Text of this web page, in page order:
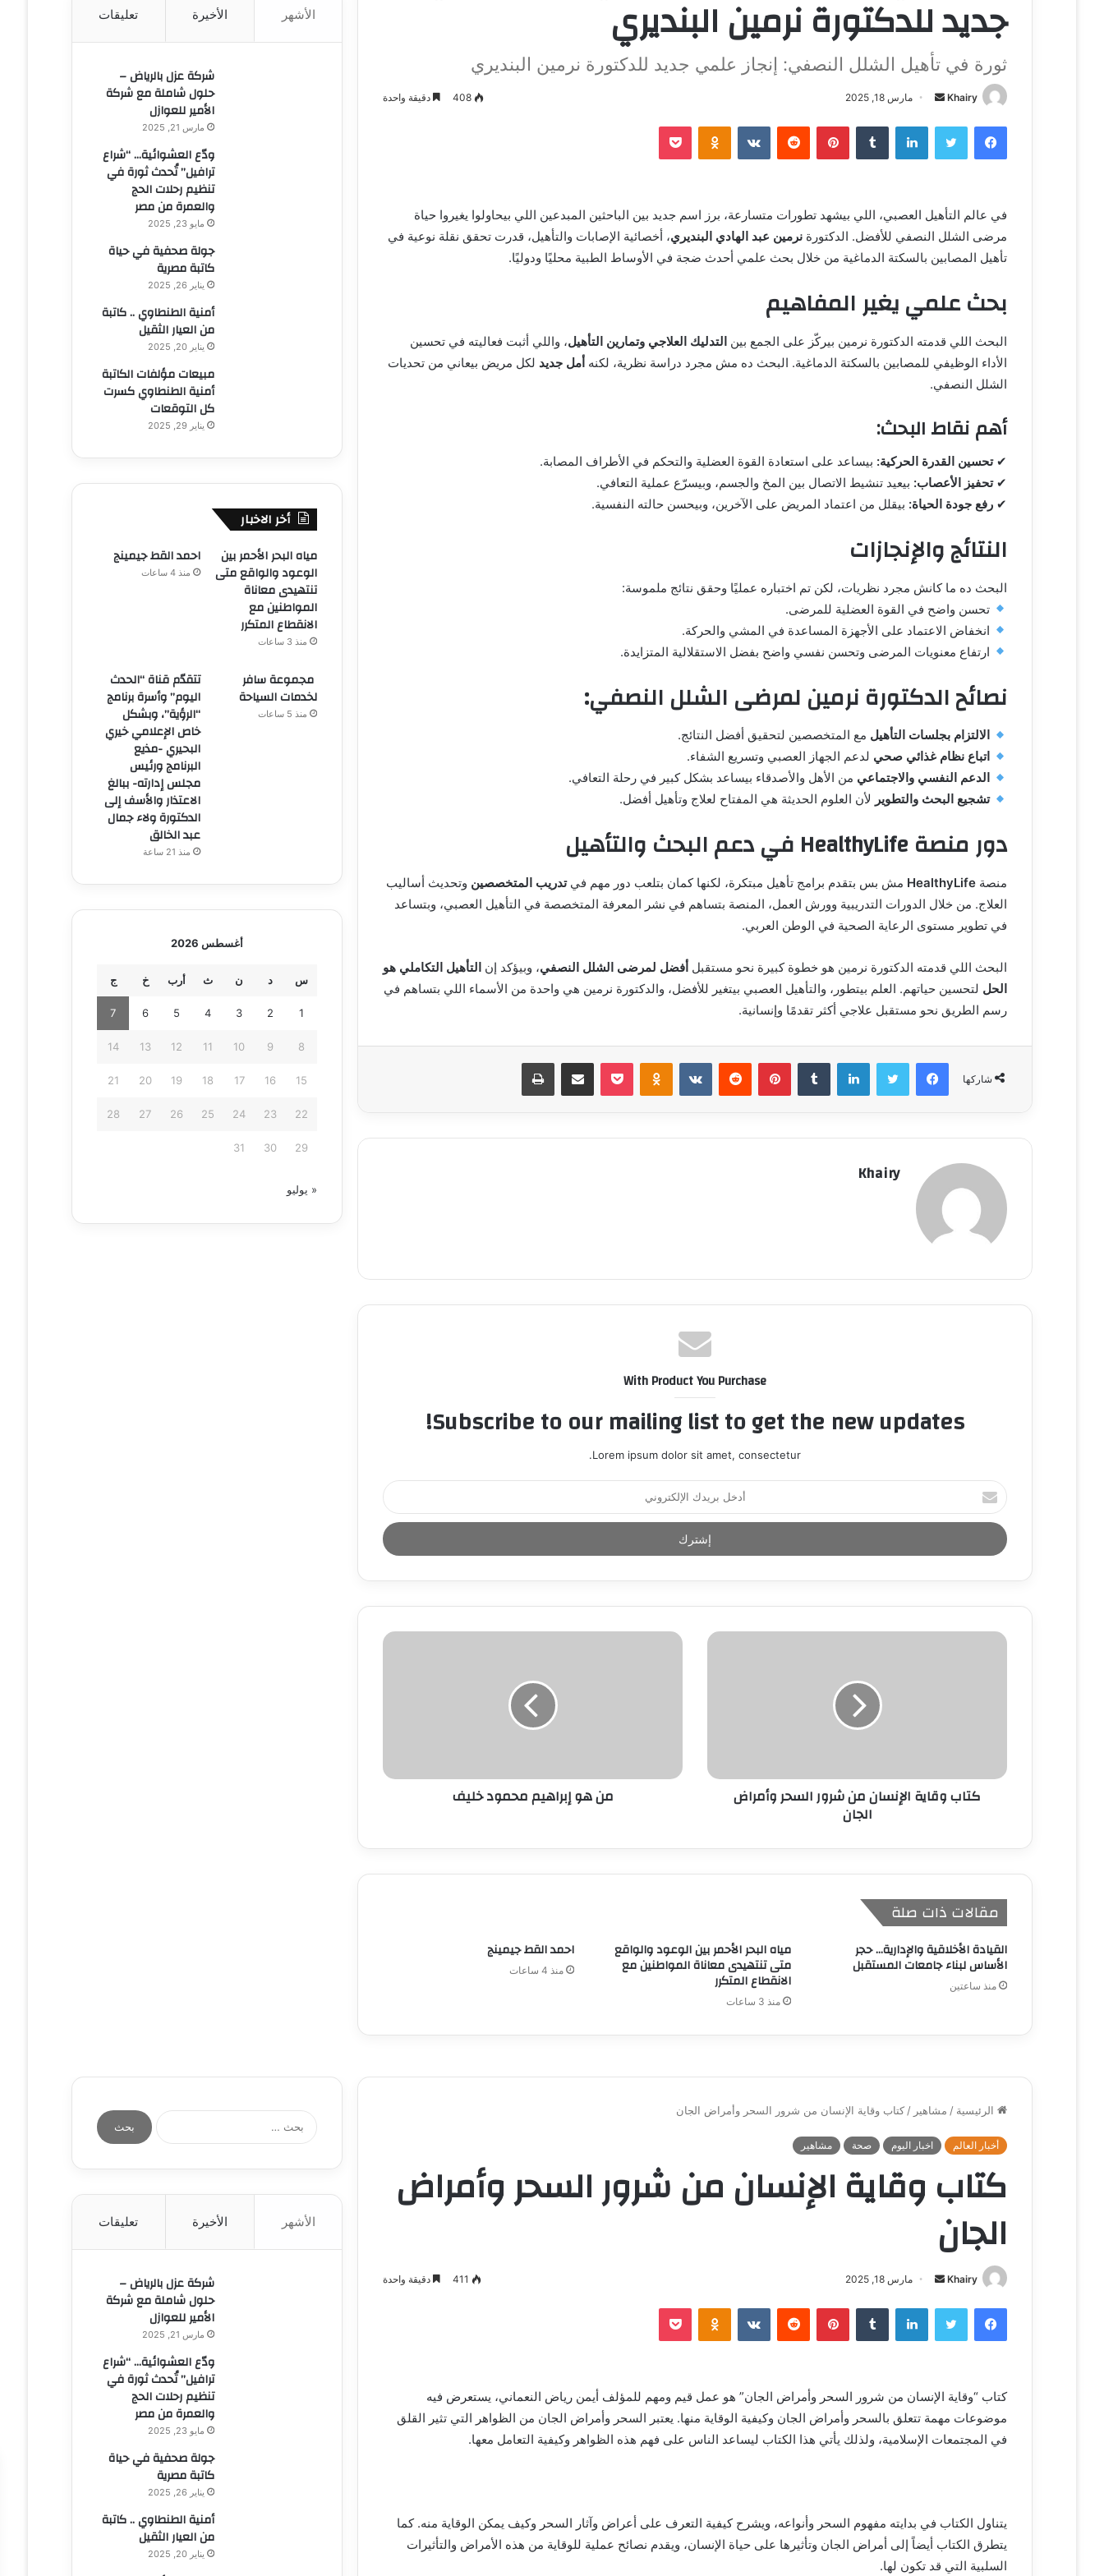
جديد للدكتورة نرمين البنديري
ثورة في تأهيل الشلل النصفي: إنجاز علمي جديد للدكتورة نرمين البنديري
Khairy
أ
ل
ي
د
ا
ك
ن
ا
مارس 18, 2025 408 دقيقة واحدة
فيسبوك تويتر لينكدإن ‏Tumblr بينتيريست ‏Reddit
‏VKontakte
Odnoklassniki بوكيت
في عالم التأهيل العصبي، اللي بيشهد تطورات متسارعة، برز اسم جديد بين الباحثين المبدعين اللي بيحاولوا يغيروا حياة
مرضى الشلل النصفي للأفضل. الدكتورة نرمين عبد الهادي البنديري، أخصائية الإصابات والتأهيل، قدرت تحقق نقلة نوعية في
تأهيل المصابين بالسكتة الدماغية من خلال بحث علمي أحدث ضجة في الأوساط الطبية محليًا ودوليًا.
بحث علمي يغير المفاهيم
البحث اللي قدمته الدكتورة نرمين بيركّز على الجمع بين التدليك العلاجي وتمارين التأهيل، واللي أثبت فعاليته في تحسين
الأداء الوظيفي للمصابين بالسكتة الدماغية. البحث ده مش مجرد دراسة نظرية، لكنه أمل جديد لكل مريض بيعاني من تحديات
الشلل النصفي.
أهم نقاط البحث:
✔تحسين القدرة الحركية: بيساعد على استعادة القوة العضلية والتحكم في الأطراف المصابة.
✔تحفيز الأعصاب: بيعيد تنشيط الاتصال بين المخ والجسم، وبيسرّع عملية التعافي.
✔ رفع جودة الحياة: بيقلل من اعتماد المريض على الآخرين، وبيحسن حالته النفسية.
النتائج والإنجازات
البحث ده ما كانش مجرد نظريات، لكن تم اختباره عمليًا وحقق نتائج ملموسة:
تحسن واضح في القوة العضلية للمرضى.
انخفاض الاعتماد على الأجهزة المساعدة في المشي والحركة.
ارتفاع معنويات المرضى وتحسن نفسي واضح بفضل الاستقلالية المتزايدة.
نصائح الدكتورة نرمين لمرضى الشلل النصفي:
الالتزام بجلسات التأهيل مع المتخصصين لتحقيق أفضل النتائج.
اتباع نظام غذائي صحي لدعم الجهاز العصبي وتسريع الشفاء.
الدعم النفسي والاجتماعي من الأهل والأصدقاء بيساعد بشكل كبير في رحلة التعافي.
تشجيع البحث والتطوير لأن العلوم الحديثة هي المفتاح لعلاج وتأهيل أفضل.
دور منصة HealthyLife في دعم البحث والتأهيل
منصة HealthyLife مش بس بتقدم برامج تأهيل مبتكرة، لكنها كمان بتلعب دور مهم فيتدريب المتخصصين وتحديث أساليب
العلاج. من خلال الدورات التدريبية وورش العمل، المنصة بتساهم في نشر المعرفة المتخصصة في التأهيل العصبي، وبتساعد
في تطوير مستوى الرعاية الصحية في الوطن العربي.
البحث اللي قدمته الدكتورة نرمين هو خطوة كبيرة نحو مستقبل أفضل لمرضى الشلل النصفي، وبيؤكد إن التأهيل التكاملي هو
الحل لتحسين حياتهم. العلم بيتطور، والتأهيل العصبي بيتغير للأفضل، والدكتورة نرمين هي واحدة من الأسماء اللي بتساهم في
رسم الطريق نحو مستقبل علاجي أكثر تقدمًا وإنسانية.
شاركها
فيسبوك تويتر لينكدإن ‏Tumblr بينتيريست ‏Reddit
‏VKontakte
Odnoklassniki بوكيت مشاركة عبر البريد طباعة
Khairy
With Product You Purchase
Subscribe to our mailing list to get the new updates!
Lorem ipsum dolor sit amet, consectetur.
أ
د
خ
ل
د
ا
كتاب وقاية الإنسان من شرور السحر وأمراض
الجان
من هو إبراهيم محمود خليف
مقالات ذات صلة
القيادة الأخلاقية والإدارية… حجر
الأساس لبناء جامعات المستقبل
منذ ساعتين
مياه البحر الأحمر بين الوعود والواقع
متى تنتهيدى معاناة المواطنين مع
الانقطاع المتكرر
منذ 3 ساعات
احمد القط جيمينج
منذ 4 ساعات
الأشهر الأخيرة تعليقات
شركة عزل بالرياض –
حلول شاملة مع شركة
الأمير للعوازل
مارس 21, 2025
ودّع العشوائية… “شراع
ترافيل” تُحدث ثورة في
تنظيم رحلات الحج
والعمرة من مصر
مايو 23, 2025
جولة صحفية في حياة
كاتبة مصرية
يناير 26, 2025
أمنية الطنطاوي .. كاتبة
من العيار الثقيل
يناير 20, 2025
مبيعات مؤلفات الكاتبة
أمنية الطنطاوي كسرت
كل التوقعات
يناير 29, 2025
أخر الاخبار
مياه البحر الأحمر بين
الوعود والواقع متى
تنتهيدى معاناة
المواطنين مع
الانقطاع المتكرر
منذ 3 ساعات
احمد القط جيمينج
منذ 4 ساعات
مجموعة سافر
لخدمات السياحة
منذ 5 ساعات
تتقدّم قناة “الحدث
اليوم” وأسرة برنامج
“الرؤية”، وبشكل
خاص الإعلامي خيري
البحيري -مذيع
البرنامج ورئيس
مجلس إدارته- ببالغ
الاعتذار والأسف إلى
الدكتورة ولاء جمال
عبد الخالق
منذ 21 ساعة
أغسطس 2026
س د ن ث أرب خ ج
1
2
3
4
5
6
7
8
9
10
11
12
13
14
15
16
17
18
19
20
21
22
23
24
25
26
27
28
29
30
31
« يوليو